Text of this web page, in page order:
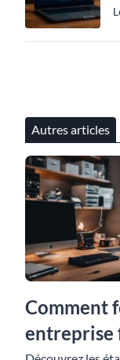
Autres articles
Comment
entreprise